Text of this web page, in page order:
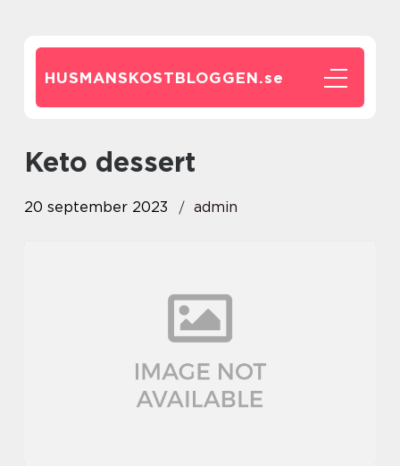
HUSMANSKOSTBLOGGEN.se
keto dessert
20 september 2023 admin